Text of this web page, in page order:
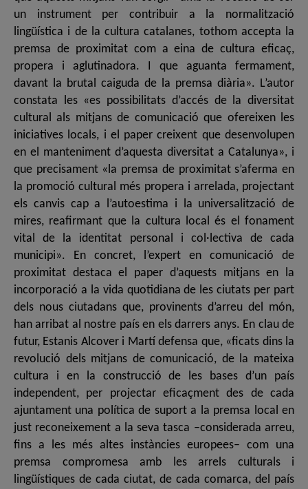
un instrument per contribuir a la normalització
lingüística i de la cultura catalanes, tothom accepta la
premsa de proximitat com a eina de cultura eficaç,
propera i aglutinadora. I que aguanta fermament,
davant la brutal caiguda de la premsa diària». L’autor
constata les «es possibilitats d’accés de la diversitat
cultural als mitjans de comunicació que ofereixen les
iniciatives locals, i el paper creixent que desenvolupen
en el manteniment d’aquesta diversitat a Catalunya», i
que precisament «la premsa de proximitat s’aferma en
la promoció cultural més propera i arrelada, projectant
els canvis cap a l’autoestima i la universalització de
mires, reafirmant que la cultura local és el fonament
vital de la identitat personal i col·lectiva de cada
municipi». En concret, l’expert en comunicació de
proximitat destaca el paper d’aquests mitjans en la
incorporació a la vida quotidiana de les ciutats per part
dels nous ciutadans que, provinents d’arreu del món,
han arribat al nostre país en els darrers anys. En clau de
futur, Estanis Alcover i Martí defensa que, «ficats dins la
revolució dels mitjans de comunicació, de la mateixa
cultura i en la construcció de les bases d’un país
independent, per projectar eficaçment des de cada
ajuntament una política de suport a la premsa local en
just reconeixement a la seva tasca –considerada arreu,
fins a les més altes instàncies europees– com una
premsa compromesa amb les arrels culturals i
lingüístiques de cada ciutat, de cada comarca, del país